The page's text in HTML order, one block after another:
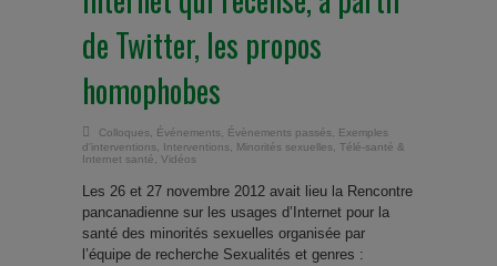
de Twitter, les propos
homophobes
Colloques Événements Évènements passés
Exemples
d'interventions
Interventions Minorités sexuelles Télé-santé &
Internet santé
Vidéos
Les 26 et 27 novembre 2012 avait lieu la Rencontre
pancanadienne sur les usages d’Internet pour la
santé des minorités sexuelles organisée par
l’équipe de recherche Sexualités et genres :